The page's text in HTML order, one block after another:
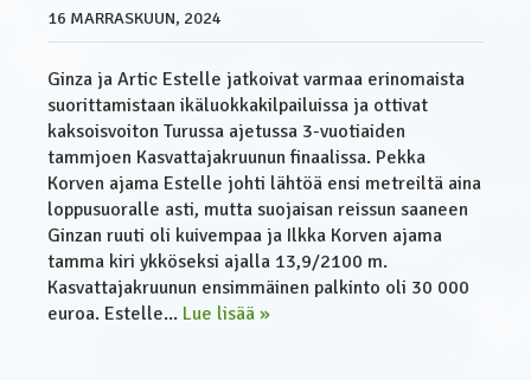
16 MARRASKUUN, 2024
Ginza ja Artic Estelle jatkoivat varmaa erinomaista
suorittamistaan ikäluokkakilpailuissa ja ottivat
kaksoisvoiton Turussa ajetussa 3-vuotiaiden
tammjoen Kasvattajakruunun finaalissa. Pekka
Korven ajama Estelle johti lähtöä ensi metreiltä aina
loppusuoralle asti, mutta suojaisan reissun saaneen
Ginzan ruuti oli kuivempaa ja Ilkka Korven ajama
tamma kiri ykköseksi ajalla 13,9/2100 m.
Kasvattajakruunun ensimmäinen palkinto oli 30 000
euroa. Estelle... Lue lisää »